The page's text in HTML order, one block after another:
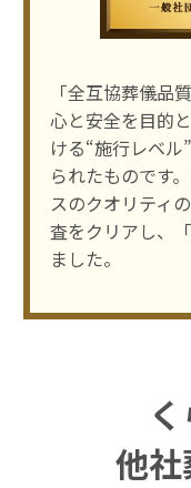
「全互協葬儀品
⼼と安全を⽬的
ける“施⾏レベ
られたものです
スのクオリティ
査をクリアし、
ました。
他